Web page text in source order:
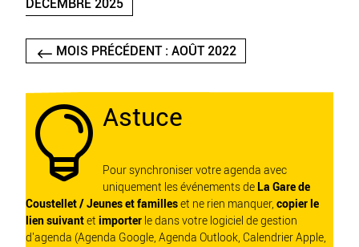
DÉCEMBRE 2025
MOIS PRÉCÉDENT : AOÛT 2022
 Astuce
Pour synchroniser votre agenda avec
uniquement les événements de La Gare de
Coustellet / Jeunes et familleset ne rien manquer, copier le
lien suivantet importer le dans votre logiciel de gestion
d'agenda (Agenda Google, Agenda Outlook, Calendrier Apple,